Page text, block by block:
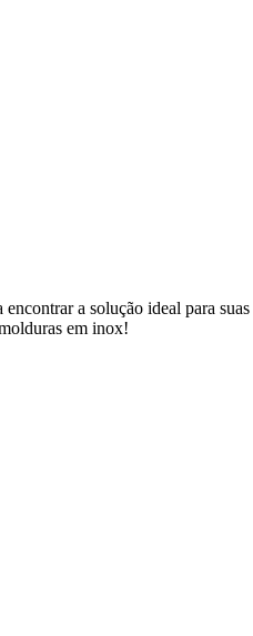
a solução ideal para suas
em inox!